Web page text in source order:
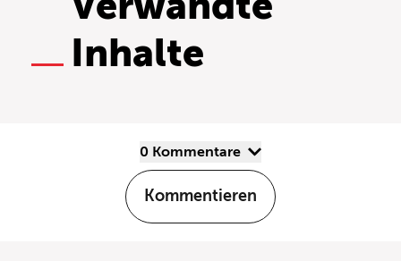
Inhalte
0 Kommentare
Kommentieren